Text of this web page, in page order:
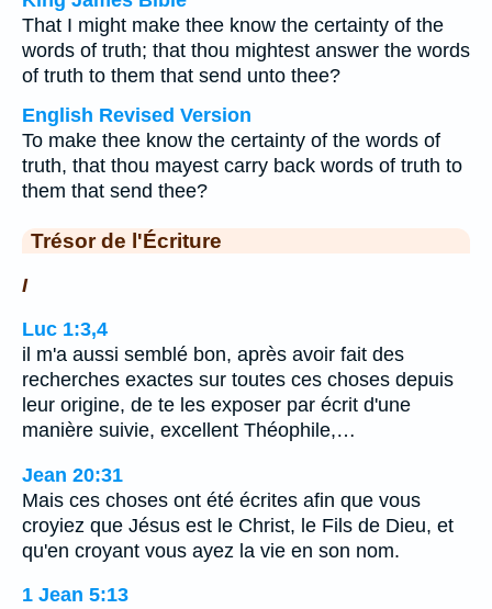
That I might make thee know the certainty of the
words of truth; that thou mightest answer the words
of truth to them that send unto thee?
English Revised Version
To make thee know the certainty of the words of
truth, that thou mayest carry back words of truth to
them that send thee?
Trésor de l'Écriture
I
Luc 1:3,4
il m'a aussi semblé bon, après avoir fait des
recherches exactes sur toutes ces choses depuis
leur origine, de te les exposer par écrit d'une
manière suivie, excellent Théophile,…
Jean 20:31
Mais ces choses ont été écrites afin que vous
croyiez que Jésus est le Christ, le Fils de Dieu, et
qu'en croyant vous ayez la vie en son nom.
1 Jean 5:13